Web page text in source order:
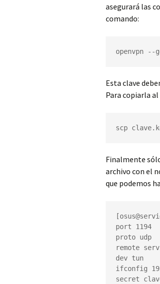
asegurará las
comando:
openvpn --
Esta clave
Para copiarla
scp
Finalmente
archivo con el
que podemos
port 1194
proto udp
remote
dev tun
ifconfig
secret